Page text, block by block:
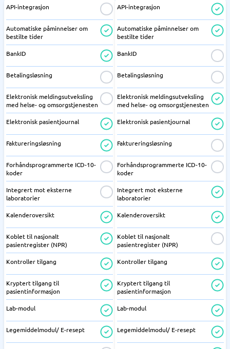
API-integrasjon
Automatiske påminnelser om
bestilte tider
BankID
Betalingsløsning
Elektronisk meldingsutveksling
med helse- og omsorgstjenesten
Elektronisk pasientjournal
Faktureringsløsning
Forhåndsprogrammerte ICD-10-
koder
Integrert mot eksterne
laboratorier
Kalenderoversikt
Koblet til nasjonalt
pasientregister (NPR)
Kontroller tilgang
Kryptert tilgang til
pasientinformasjon
Lab-modul
Legemiddelmodul/ E-resept
API-integrasjon
Automatiske påminnelser om
bestilte tider
BankID
Betalingsløsning
Elektronisk meldingsutveksling
med helse- og omsorgstjenesten
Elektronisk pasientjournal
Faktureringsløsning
Forhåndsprogrammerte ICD-10-
koder
Integrert mot eksterne
laboratorier
Kalenderoversikt
Koblet til nasjonalt
pasientregister (NPR)
Kontroller tilgang
Kryptert tilgang til
pasientinformasjon
Lab-modul
Legemiddelmodul/ E-resept